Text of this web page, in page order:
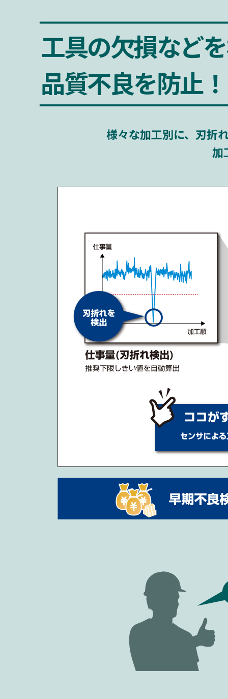
工具の欠損など
品質不良を防止！
様々な加工別に、刃折
加